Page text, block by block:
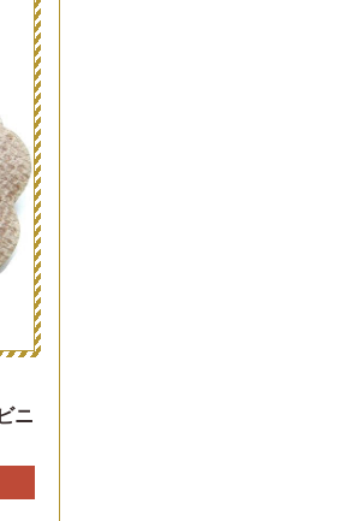
ニ